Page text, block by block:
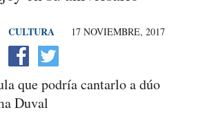
CULTURA 17 NOVIEMBRE, 2017
que podría cantarlo a dúo
Duval